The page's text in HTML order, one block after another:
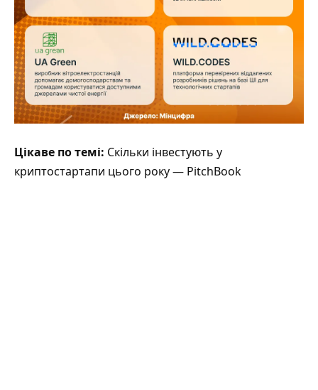
Цікаве по темі: Скільки інвестують у
криптостартапи цього року — PitchBook